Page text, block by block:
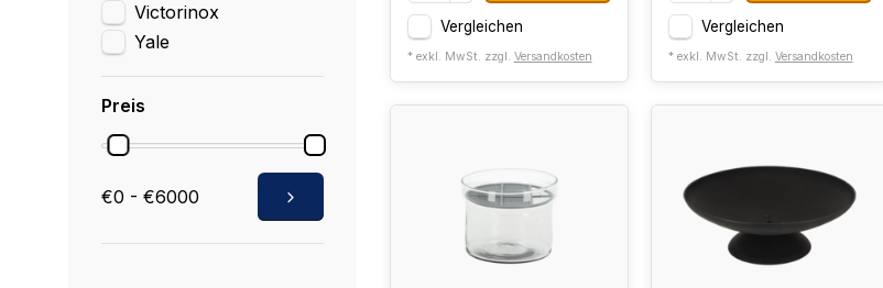
Victorinox
Yale
Preis
€0 - €6000
Vergleichen
* exkl. MwSt. zzgl. Versandkosten
Vergleichen
* exkl. MwSt. zzgl. Versandkosten